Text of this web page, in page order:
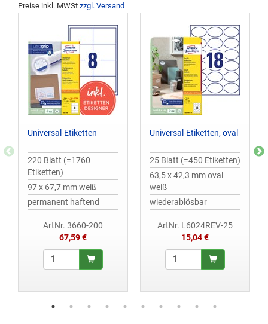
Preise inkl. MWSt zzgl. Versand
Universal-Etiketten
220 Blatt (=1760
Etiketten)
97 x 67,7 mm weiß
permanent haftend
ArtNr. 3660-200
67,59 €
Universal-Etiketten, oval
25 Blatt (=450 Etiketten)
63,5 x 42,3 mm oval
weiß
wiederablösbar
ArtNr. L6024REV-25
15,04 €